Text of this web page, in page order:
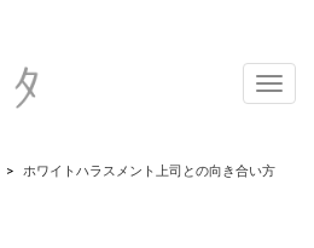
ホワイトハラスメント上司との向き合い方